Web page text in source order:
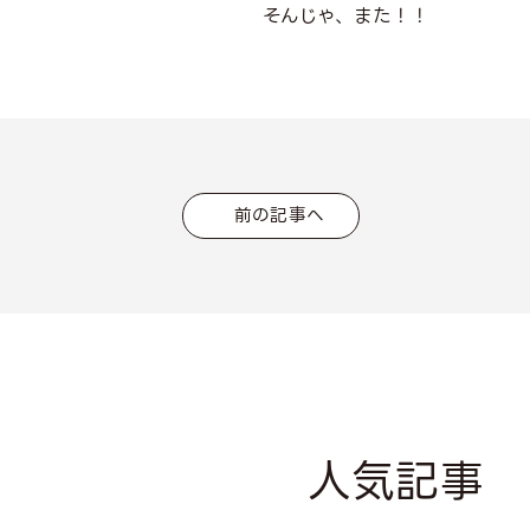
そんじゃ、また！！
前の記事へ
人気記事